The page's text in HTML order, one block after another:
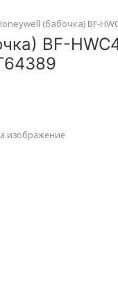
(бабочка) BF-
BF-
изображение